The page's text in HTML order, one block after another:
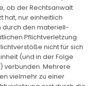
ob der Rechtsanwalt
hat, nur einheitlich
durch den materiell-
Pflichtverletzung
nicht für sich
(und in der Folge
verbunden. Mehrere
vielmehr zu einer